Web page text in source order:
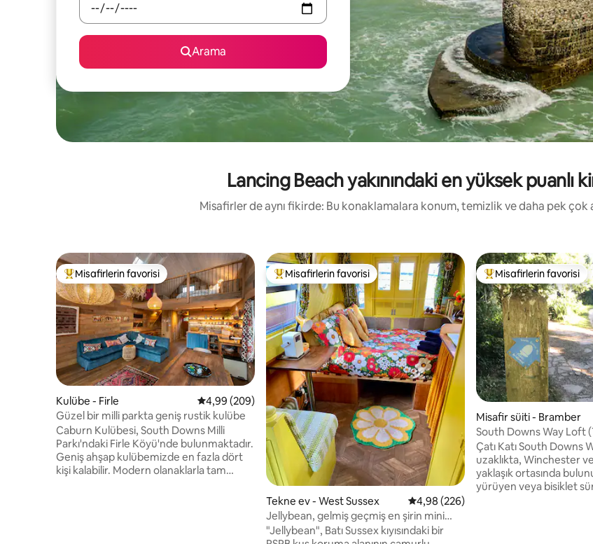
Arama
Lancing Beach yakınındaki en yüksek puanlı
Misafirler de aynı fikirde: Bu konaklamalara konum, temizlik ve daha pek çok
Misafirlerin favorilerinden en beğenilenler arasında
Misafirlerin favorisi
Kulübe - Firle 5 üzerinden ortalama 4,99 puan, 209 değerlendirme
4,99 (209)
Güzel bir milli parkta geniş rustik kulübe
Caburn Kulübesi, South Downs Milli
Parkı'ndaki Firle Köyü'nde bulunmaktadır.
Geniş ahşap kulübemizde en fazla dört
kişi kalabilir. Modern olanaklarla tam
Misafirlerin favorilerinden en beğenilenler arasında
Misafirlerin favorisi
Tekne ev - West Sussex 5 üzerinden ortalama 4,98 puan, 226
4,98 (226)
Jellybean, gelmiş geçmiş en şirin mini
tekne ev!
"Jellybean", Batı Sussex kıyısındaki bir
Misafirlerin
Misafirlerin favorisi
Misafir süiti - Bramber
South Downs Way Loft
Çatı Katı South Downs Way'e bir taş atımı
uzaklıkta, Winchester
yaklaşık ortasında
yürüyen veya bisiklet